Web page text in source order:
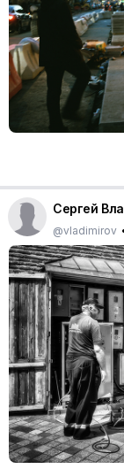
Сергей
@vladimirov